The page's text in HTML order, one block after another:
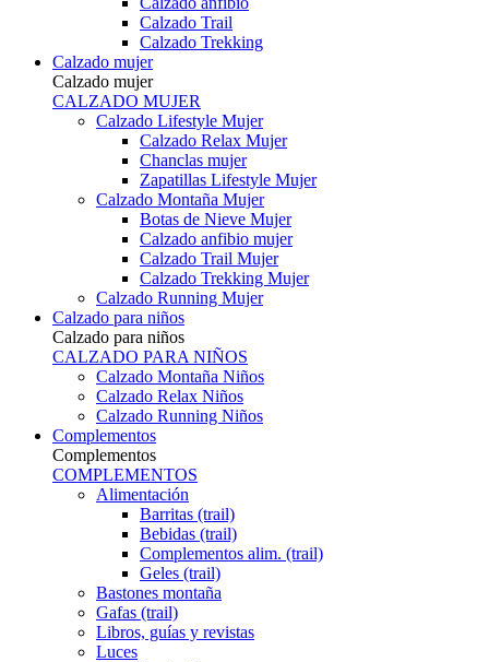
Calzado Trail
Calzado Trekking
Calzado mujer
Calzado mujer
CALZADO MUJER
Calzado Lifestyle Mujer
Calzado Relax Mujer
Chanclas mujer
Zapatillas Lifestyle Mujer
Calzado Montaña Mujer
Botas de Nieve Mujer
Calzado anfibio mujer
Calzado Trail Mujer
Calzado Trekking Mujer
Calzado Running Mujer
Calzado para niños
Calzado para niños
CALZADO PARA NIÑOS
Calzado Montaña Niños
Calzado Relax Niños
Calzado Running Niños
Complementos
Complementos
COMPLEMENTOS
Alimentación
Barritas (trail)
Bebidas (trail)
Complementos alim. (trail)
Geles (trail)
Bastones montaña
Gafas (trail)
Libros, guías y revistas
Luces